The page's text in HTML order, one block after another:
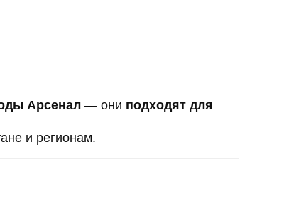
Арсенал — они подходят для
и регионам.